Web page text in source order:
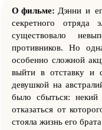
О фильме: Дэнни и
секретного отряда
существовало
противников. Но
особенно сложной
выйти в отставку и
девушкой на
было сбыться: некий
отказаться от
стояла жизнь его